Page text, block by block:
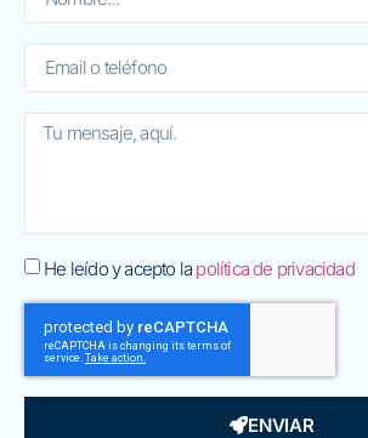
He leído y acepto la política de privacidad
ENVIAR